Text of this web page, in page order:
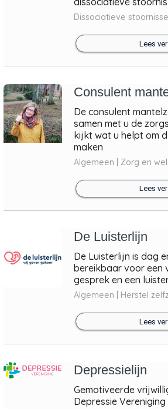
Dissociatieve
Lees
Consulent
De consulent
samen met u de
kijkt wat u helpt om
maken
Algemeen | Zorg en
Lees
De Luisterlijn
De Luisterlijn is dag
bereikbaar voor een
gesprek en een
Algemeen | Herstel
Lees
Depressielijn
Gemotiveerde
Depressie